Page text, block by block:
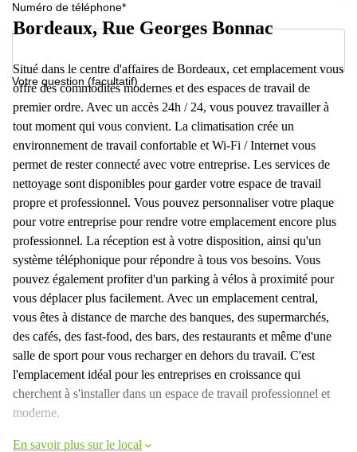
Numéro de téléphone*
Votre question (facultatif)
Bordeaux, Rue Georges Bonnac
Situé dans le centre d'affaires de Bordeaux, cet emplacement vous
offre des commodités modernes et des espaces de travail de
premier ordre. Avec un accès 24h / 24, vous pouvez travailler à
tout moment qui vous convient. La climatisation crée un
environnement de travail confortable et Wi-Fi / Internet vous
permet de rester connecté avec votre entreprise. Les services de
nettoyage sont disponibles pour garder votre espace de travail
propre et professionnel. Vous pouvez personnaliser votre plaque
pour votre entreprise pour rendre votre emplacement encore plus
professionnel. La réception est à votre disposition, ainsi qu'un
système téléphonique pour répondre à tous vos besoins. Vous
pouvez également profiter d'un parking à vélos à proximité pour
vous déplacer plus facilement. Avec un emplacement central,
vous êtes à distance de marche des banques, des supermarchés,
des cafés, des fast-food, des bars, des restaurants et même d'une
salle de sport pour vous recharger en dehors du travail. C'est
l'emplacement idéal pour les entreprises en croissance qui
cherchent à s'installer dans un espace de travail professionnel et
moderne.
En savoir plus sur le local